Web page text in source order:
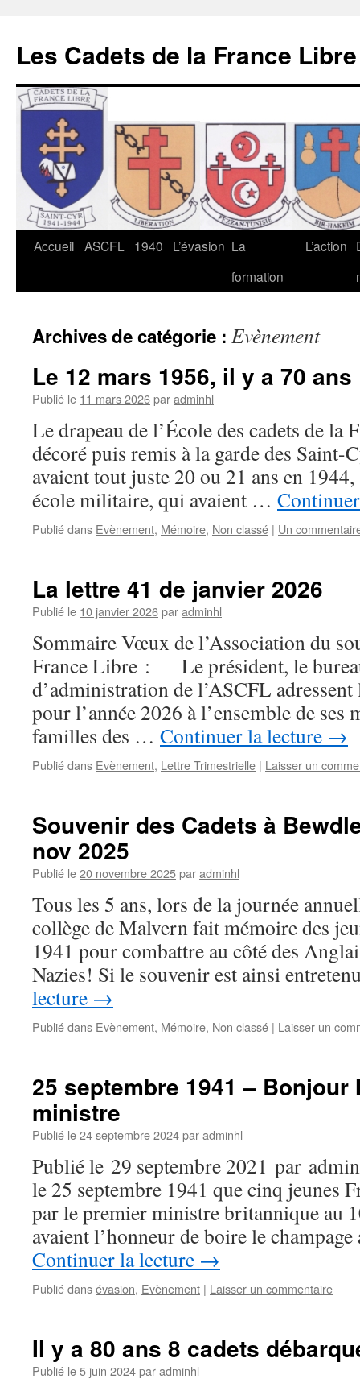
Les Cadets de la France Libre
Aller
Accueil ASCFL 1940 L’évasion La
formation
L’action
Archives de catégorie : Evènement
Le 12 mars 1956, il y a 70 ans
Publié le 11 mars 2026paradminhl
Le drapeau de l’École des cadets de la
décoré puis remis à la garde des Saint-
avaient tout juste 20 ou 21 ans en
école militaire, qui avaient …
Publié dans Evènement, Mémoire, Non classé | Un
La lettre 41 de janvier 2026
Publié le 10 janvier 2026paradminhl
Sommaire Vœux de l’Association du
France Libre : Le président, le
d’administration de l’ASCFL
pour l’année 2026 à l’ensemble de ses
familles des … Continuer la lecture →
Publié dans Evènement, Lettre Trimestrielle | Laisser un
Souvenir des Cadets à
nov 2025
Publié le20 novembre 2025paradminhl
Tous les 5 ans, lors de la journée
collège de Malvern fait mémoire des
1941 pour combattre au côté des
Nazies! Si le souvenir est ainsi
lecture →
Publié dans Evènement, Mémoire, Non classé | Laisser un
25 septembre 1941 – Bonjour
ministre
Publié le24 septembre 2024paradminhl
Publié le 29 septembre 2021 par
le 25 septembre 1941 que cinq jeunes
par le premier ministre britannique au
avaient l’honneur de boire le
Continuer la lecture →
Publié dansévasion, Evènement | Laisser un commentaire
Il y a 80 ans 8 cadets
Publié le5 juin 2024paradminhl